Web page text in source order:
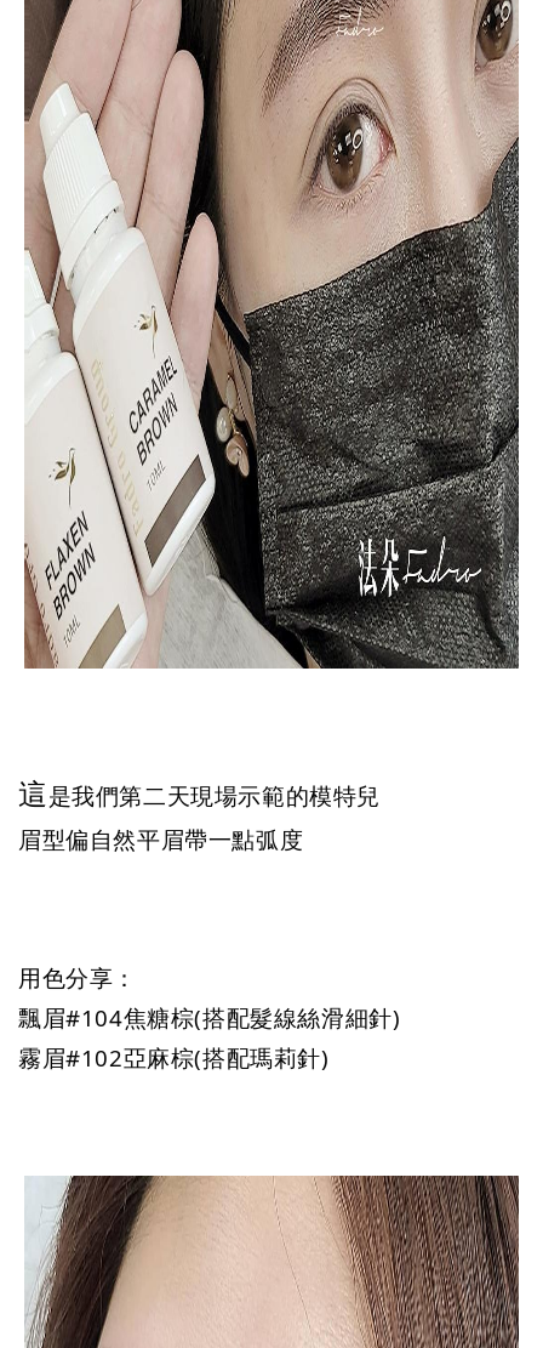
這是我們第二天現場示範的模特兒
眉型偏自然平眉帶一點弧度
用色分享：
飄眉#104焦糖棕(搭配髮線絲滑細針)
霧眉#102亞麻棕(搭配瑪莉針)